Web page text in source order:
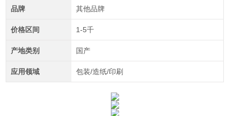
品牌 其他品牌
价格区间 1-5千
产地类别 国产
应用领域 包装/造纸/印刷